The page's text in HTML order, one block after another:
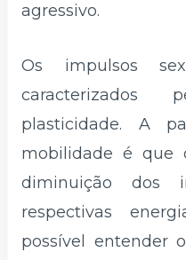
agressivo.
Os impulsos
plasticidade. A
mobilidade é que
diminuição dos
respectivas
possível entender